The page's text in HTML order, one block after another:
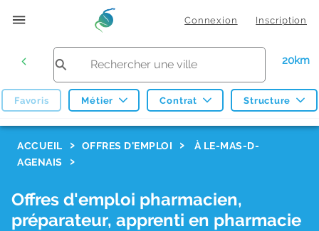
Connexion Inscription
20km
Favoris Métier Contrat Structure
ACCUEIL OFFRES D'EMPLOI
À LE-MAS-D-
AGENAIS
Offres d'emploi pharmacien,
préparateur, apprenti en pharmacie